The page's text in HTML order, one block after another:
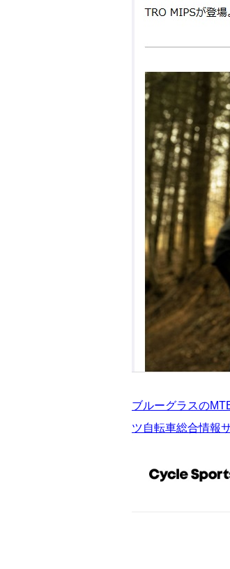
ブルーグラスの
ツ自転車総合情報